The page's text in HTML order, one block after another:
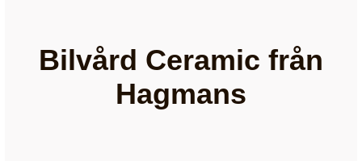
Bilvård Ceramic från
Hagmans